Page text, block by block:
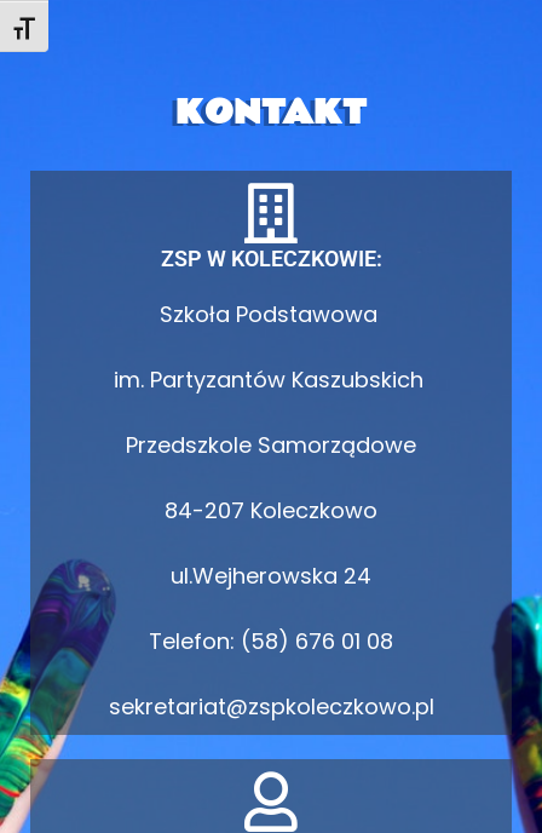
Toggle Font size
KONTAKT
ZSP W KOLECZKOWIE:
Szkoła Podstawowa
im. Partyzantów Kaszubskich
Przedszkole Samorządowe
84-207 Koleczkowo
ul.Wejherowska 24
Telefon: (58) 676 01 08
sekretariat@zspkoleczkowo.pl